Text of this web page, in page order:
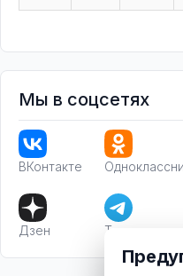
Мы в соцсетях
ВКонтакте
Дзен Телеграм